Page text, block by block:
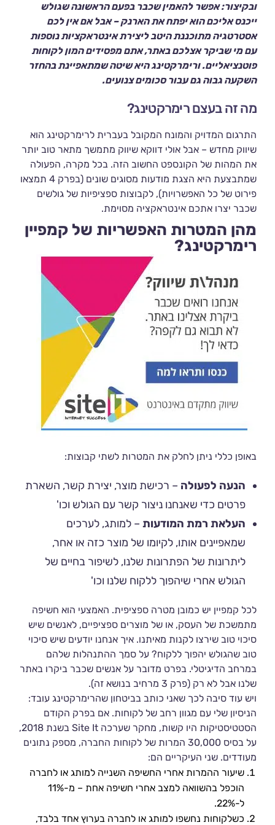
ובקיצור: אפשר להאמין שכבר בפעם הראשונה שגולש
ייכנס אליכם הוא יפתח את הארנק – אבל אם אין לכם
אסטרטגיה מתוכננת היטב ליצירת אינטראקציות נוספות
עם מי שביקר אצלכם באתר, אתם מפסידים המון לקוחות
פוטנציאליים. ורימרקטינג היא שיטה שמתאפיינת בהחזר
השקעה גבוה גם עבור סכומים צנועים.
מה זה בעצם רימרקטינג?
התרגום המדויק והמונח המקובל בעברית לרימרקטינג הוא
שיווק מחדש – אבל אולי דווקא שיווק מתמשך מתאר טוב יותר
את המהות של הקונספט החשוב הזה. בכל מקרה, הפעולה
שמתבצעת היא הצגת מודעות מסוגים שונים (בפרק 4 תמצאו
פירוט של כל האפשרויות), לקבוצות ספציפיות של גולשים
שכבר יצרו אתכם אינטראקציה מסוימת.
מהן המטרות האפשריות של קמפיין
רימרקטינג?
באופן כללי ניתן לחלק את המטרות לשתי קבוצות:
הנעה לפעולה – רכישת מוצר, יצירת קשר, השארת
פרטים כדי שאנחנו ניצור קשר עם הגולש וכו'
העלאת רמת המודעות – למותג, לערכים
שמאפיינים אותו, לקיומו של מוצר כזה או אחר,
ליתרונות של הפתרונות שלנו, לשיפור בחיים של
הגולש אחרי שיהפוך ללקוח שלנו וכו'
לכל קמפיין יש כמובן מטרה ספציפית. האמצעי הוא חשיפה
מתמשכת של העסק, או של מוצרים ספציפיים, לאנשים שיש
סיכוי טוב שירצו לקנות מאיתנו. איך אנחנו יודעים שיש סיכוי
טוב שהגולש יהפוך ללקוח? על סמך ההתנהלות שלהם
במרחב הדיגיטלי. בפרט מדובר על אנשים שכבר ביקרו באתר
שלנו אבל לא רק (פרק 3 מרחיב בנושא זה).
ויש עוד סיבה לכך שאני כותב בביטחון שהרימרקטינג עובד:
הניסיון שלי עם מגוון רחב של לקוחות. אם בפרק הקודם
הסטטיסטיקות היו קשות, מחקר שערכה Site It בשנת 2018,
על בסיס 30,000 המרות של לקוחות החברה, מספק נתונים
מעודדים. שני העיקריים הם:
שיעור ההמרות אחרי החשיפה השנייה למותג או לחברה
הוכפל בהשוואה למצב אחרי חשיפה אחת – מ-11%
ל-22%.
כשלקוחות נחשפו למותג או לחברה בערוץ אחד בלבד,